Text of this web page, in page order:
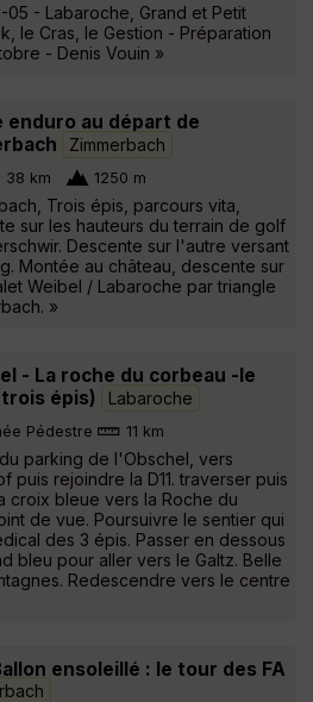
05 - Labaroche, Grand et Petit
le Cras, le Gestion - Préparation
- Denis Vouin »
enduro au départ de
Zimmerbach
38 km 1250 m
Trois épis, parcours vita,
sur les hauteurs du terrain de golf
Descente sur l'autre versant
Montée au château, descente sur
Weibel / Labaroche par triangle
»
- La roche du corbeau -le
épis)
Labaroche
Pédestre 11 km
parking de l'Obschel, vers
puis rejoindre la D11. traverser puis
croix bleue vers la Roche du
de vue. Poursuivre le sentier qui
des 3 épis. Passer en dessous
bleu pour aller vers le Galtz. Belle
Redescendre vers le centre
ensoleillé : le tour des FA